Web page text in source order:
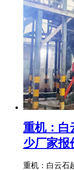
重机：白
少厂家报
重机：白云石